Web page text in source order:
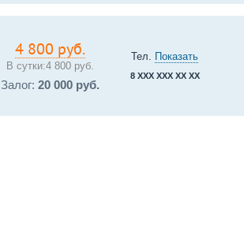
4 800 руб.
В сутки:4 800 руб.
Залог:20 000 руб.
Тел. Показать
8 XXX XXX XX XX